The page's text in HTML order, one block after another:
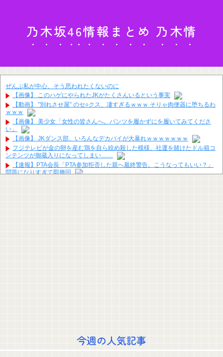
乃木坂46情報まとめ 乃木情
ぜんぶ私が中心、そう思われたくないのに
【画像】 このハゲにやられたJKがたくさんいるという事実
【動画】 ”別れさせ屋” のセ○クス、凄すぎるｗｗｗ そりゃ肉便器に堕ちるわ
ｗｗｗ
【画像】 美少女「女性の皆さんへ。パンツを履かずにを履いてみてくださ
い」
【画像】 JKダンス部、いろんなデカパイが大暴れｗｗｗｗｗｗｗ
フジテレビが金の卵を産む鶏を自ら絞め殺した模様、社運を賭けたドル箱コ
ンテンツが御蔵入りになってしまい……
【速報】PTA会長「PTA参加拒否した親へ最終警告。こうなってもいい？」
問題になりすぎて即撤回
菅原キャプテンの金ジャージｷﾀ━(ﾟ∀ﾟ)━!【乃木坂46】
岡本姫奈ちゃん、いろんな国を回ってたｗ【乃木坂46】
今週の人気記事